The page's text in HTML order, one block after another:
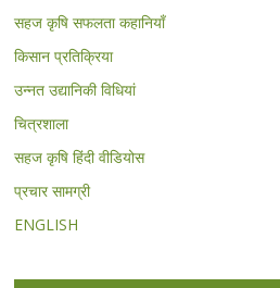
सहज कृषि सफलता कहानियाँ
किसान प्रतिक्रिया
उन्नत उद्यानिकी विधियां
चित्रशाला
सहज कृषि हिंदी वीडियोस
प्रचार सामग्री
ENGLISH